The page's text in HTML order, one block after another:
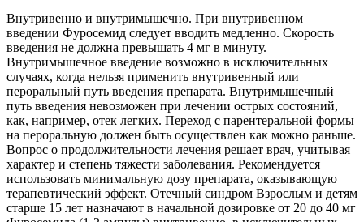
Внутривенно и внутримышечно. При внутривенном
введении Фуросемид следует вводить медленно. Скорость
введения не должна превышать 4 мг в минуту.
Внутримышечное введение возможно в исключительных
случаях, когда нельзя применить внутривенный или
пероральный путь введения препарата. Внутримышечный
путь введения невозможен при лечении острых состояний,
как, например, отек легких. Переход с парентеральной формы
на пероральную должен быть осуществлен как можно раньше.
Вопрос о продолжительности лечения решает врач, учитывая
характер и степень тяжести заболевания. Рекомендуется
использовать минимальную дозу препарата, оказывающую
терапевтический эффект. Отечный синдром Взрослым и детям
старше 15 лет назначают в начальной дозировке от 20 до 40 мг